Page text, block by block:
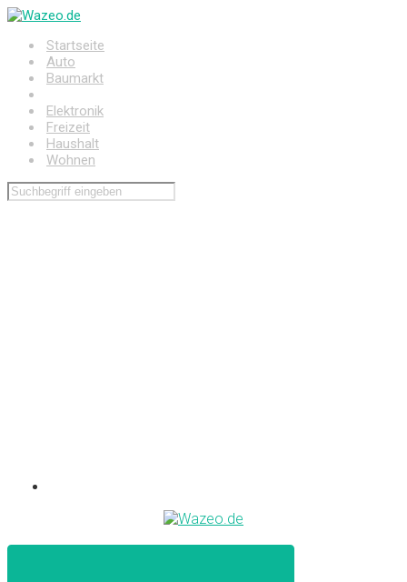
Zum
springenStartseite
Auto
Baumarkt
Elektronik
Freizeit
Haushalt
Wohnen